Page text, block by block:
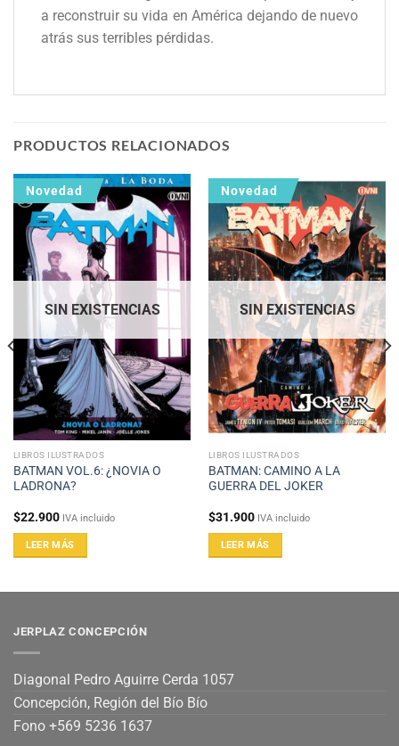
a reconstruir su vida en América dejando de nuevo
atrás sus terribles pérdidas.
PRODUCTOS RELACIONADOS
Novedad
SIN EXISTENCIAS
LIBROS ILUSTRADOS
BATMAN VOL.6: ¿NOVIA O
LADRONA?
$22.900 IVA incluido
LEER MÁS
Novedad
SIN EXISTENCIAS
LIBROS ILUSTRADOS
BATMAN: CAMINO A LA
GUERRA DEL JOKER
$31.900 IVA incluido
LEER MÁS
JERPLAZ CONCEPCIÓN
Diagonal Pedro Aguirre Cerda 1057
Concepción, Región del Bío Bío
Fono +569 5236 1637